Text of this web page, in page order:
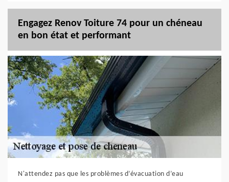
Engagez Renov Toiture 74 pour un chéneau
en bon état et performant
N'attendez pas que les problèmes d’évacuation d’eau